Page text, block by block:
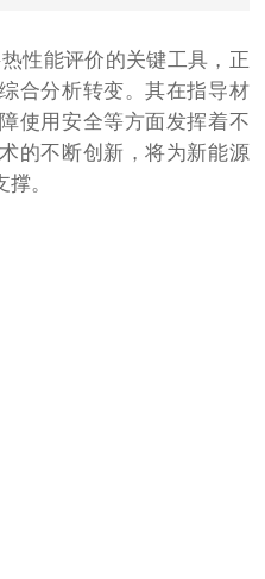
性能评价的关键工具，正
合分析转变。其在指导材
使用安全等方面发挥着不
的不断创新，将为新能源
。